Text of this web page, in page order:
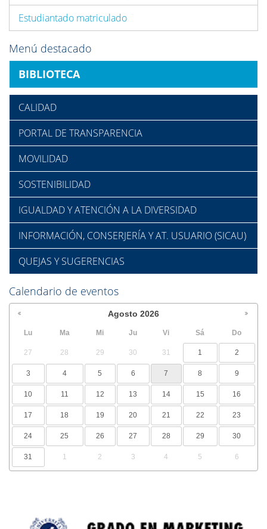
Estudiantado matriculado
Menú destacado
BIBLIOTECA
CALIDAD
PORTAL DE TRANSPARENCIA
MOVILIDAD
SOSTENIBILIDAD
IGUALDAD Y ATENCIÓN A LA DIVERSIDAD
INFORMACIÓN, CONSERJERÍA Y AT. USUARIO (SICAU)
QUEJAS Y SUGERENCIAS
Calendario de eventos
Agosto 2026
Lu Ma Mi Ju Vi Sá Do
27 28 29 30 31 1 2
3 4 5 6 7 8 9
10 11 12 13 14 15 16
17 18 19 20 21 22 23
24 25 26 27 28 29 30
31 1 2 3 4 5 6